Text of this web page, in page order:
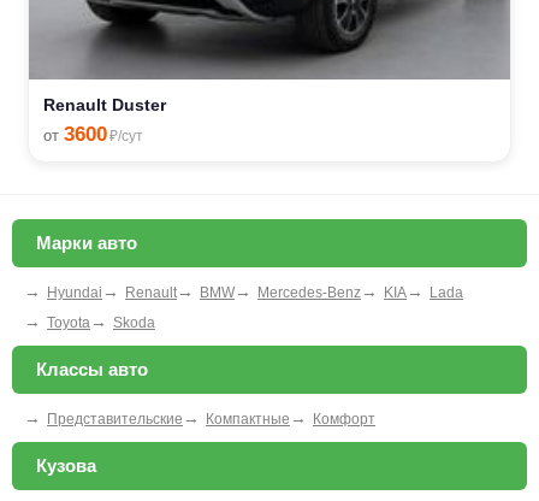
Renault Duster
от 3600₽/сут
Марки авто
→ Hyundai → Renault → BMW → Mercedes-Benz → KIA → Lada
→ Toyota → Skoda
Классы авто
→ Представительские → Компактные → Комфорт
Кузова